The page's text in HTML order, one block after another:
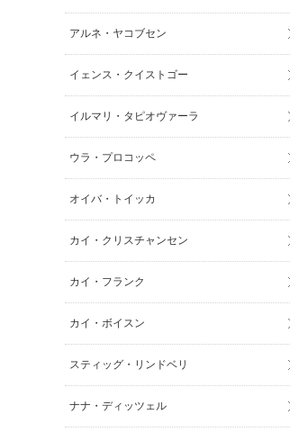
アルネ・ヤコブセン
イェンス・クイストゴー
イルマリ・タピオヴァーラ
ウラ・プロコッペ
オイバ・トイッカ
カイ・クリスチャンセン
カイ・フランク
カイ・ボイスン
スティッグ・リンドベリ
ナナ・ディッツェル